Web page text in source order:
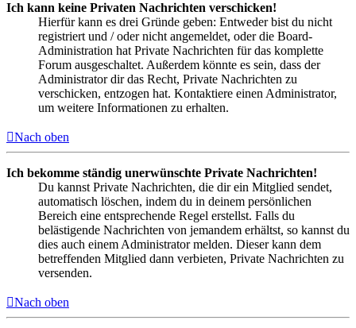
Ich kann keine Privaten Nachrichten verschicken!
Hierfür kann es drei Gründe geben: Entweder bist du nicht
registriert und / oder nicht angemeldet, oder die Board-
Administration hat Private Nachrichten für das komplette
Forum ausgeschaltet. Außerdem könnte es sein, dass der
Administrator dir das Recht, Private Nachrichten zu
verschicken, entzogen hat. Kontaktiere einen Administrator,
um weitere Informationen zu erhalten.
Nach oben
Ich bekomme ständig unerwünschte Private Nachrichten!
Du kannst Private Nachrichten, die dir ein Mitglied sendet,
automatisch löschen, indem du in deinem persönlichen
Bereich eine entsprechende Regel erstellst. Falls du
belästigende Nachrichten von jemandem erhältst, so kannst du
dies auch einem Administrator melden. Dieser kann dem
betreffenden Mitglied dann verbieten, Private Nachrichten zu
versenden.
Nach oben